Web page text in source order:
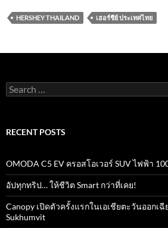
e
b
o
k
itt
er
ail at
s
A
p
e ar
e
HERSHEY THAILAND เฮอร์ชีย์ ประเทศไทย
Search
for:
RECENT POSTS
OMODA C5 EV ครอสโอเวอร์ SUV ไฟฟ้า
อัปทุกทริป… ให้ชีวิต Smart กว่าที่เคย!
Canopy เปิดตัวครั้งแรกในเอเชียตะวันออกเฉี
Sukhumvit